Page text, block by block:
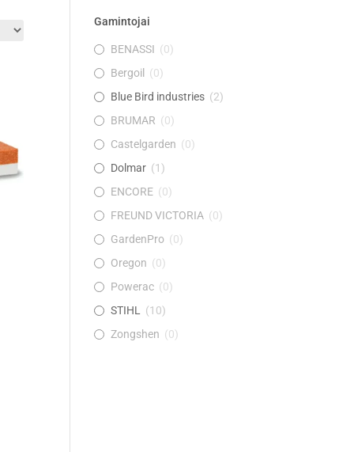
Gamintojai
BENASSI (0)
Bergoil
(0)
Blue Bird industries (2)
BRUMAR (0)
Castelgarden (0)
Dolmar (1)
ENCORE (0)
FREUND VICTORIA (0)
GardenPro (0)
Oregon (0)
Powerac (0)
STIHL
(10)
Zongshen (0)